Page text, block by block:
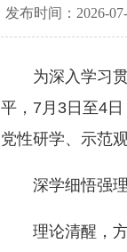
发布时间：2026-
为深入学习贯
平，7月3日至4
党性研学、示范
深学细悟强理
理论清醒，方